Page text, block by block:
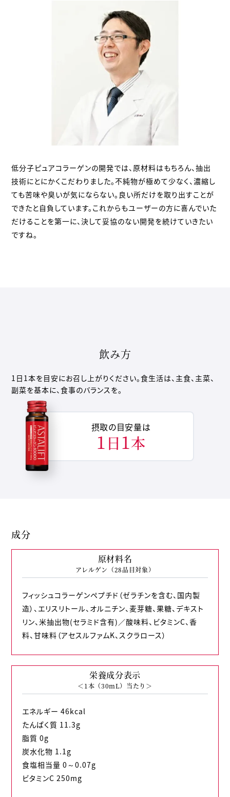
低分子ピュアコラーゲンの開発では、原材料はもちろん、抽出
技術にとにかくこだわりました。不純物が極めて少なく、濃縮し
ても苦味や臭いが気にならない。良い所だけを取り出すことが
できたと自負しています。これからもユーザーの方に喜んでいた
だけることを第一に、決して妥協のない開発を続けていきたい
ですね。
飲み方
1日1本を目安にお召し上がりください。食生活は、主食、主菜、
副菜を基本に、食事のバランスを。
摂取の目安量は
1 日 1本
成分
原材料名
アレルゲン（28品目対象）
フィッシュコラーゲンペプチド（ゼラチンを含む、国内製
造）、エリスリトール、オルニチン、麦芽糖、果糖、デキスト
リン、米抽出物(セラミド含有)／酸味料、ビタミンC、香
料、甘味料（アセスルファムK、スクラロース）
栄養成分表示
＜1本（30mL）当たり＞
エネルギー 46kcal
たんぱく質 11.3g
脂質 0g
炭水化物 1.1g
食塩相当量 0～0.07g
ビタミンC 250mg